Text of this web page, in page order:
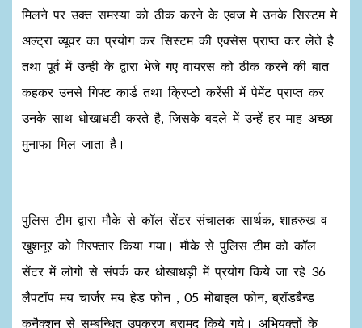
मिलने पर उक्त समस्या को ठीक करने के एवज मे उनके सिस्टम मे
अल्ट्रा व्यूवर का प्रयोग कर सिस्टम की एक्सेस प्राप्त कर लेते है
तथा पूर्व में उन्ही के द्वारा भेजे गए वायरस को ठीक करने की बात
कहकर उनसे गिफ्ट कार्ड तथा क्रिप्टो करेंसी में पेमेंट प्राप्त कर
उनके साथ धोखाधडी करते है, जिसके बदले में उन्हें हर माह अच्छा
मुनाफा मिल जाता है।
पुलिस टीम द्वारा मौके से कॉल सेंटर संचालक सार्थक, शाहरुख व
खुशनूर को गिरफ्तार किया गया। मौके से पुलिस टीम को कॉल
सेंटर में लोगो से संपर्क कर धोखाधड़ी में प्रयोग किये जा रहे 36
लैपटॉप मय चार्जर मय हेड फोन , 05 मोबाइल फोन, ब्रॉडबैन्ड
कनैक्शन से सम्बन्धित उपकरण बरामद किये गये। अभियुक्तों के